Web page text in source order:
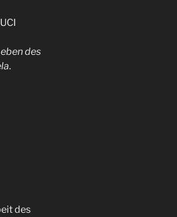
des
.
des